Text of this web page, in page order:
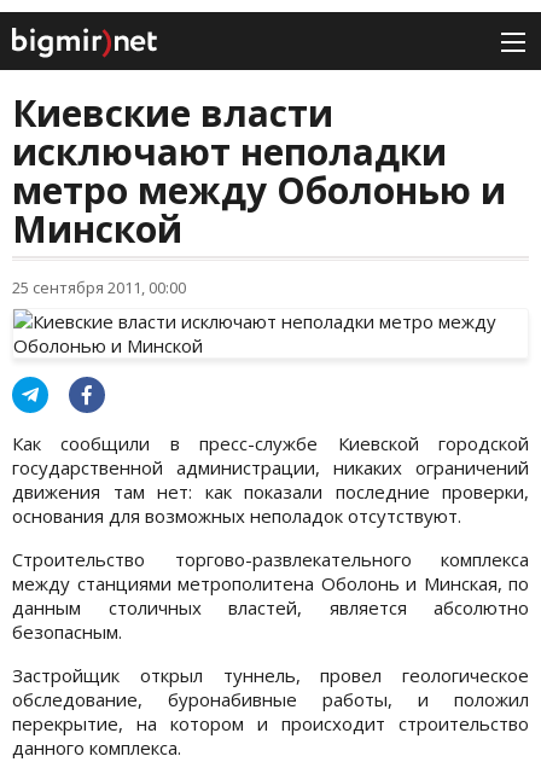
Киевские власти
исключают неполадки
метро между Оболонью и
Минской
25 сентября 2011, 00:00
Как сообщили в пресс-службе Киевской городской
государственной администрации, никаких ограничений
движения там нет: как показали последние проверки,
основания для возможных неполадок отсутствуют.
Строительство торгово-развлекательного комплекса
между станциями метрополитена Оболонь и Минская, по
данным столичных властей, является абсолютно
безопасным.
Застройщик открыл туннель, провел геологическое
обследование, буронабивные работы, и положил
перекрытие, на котором и происходит строительство
данного комплекса.